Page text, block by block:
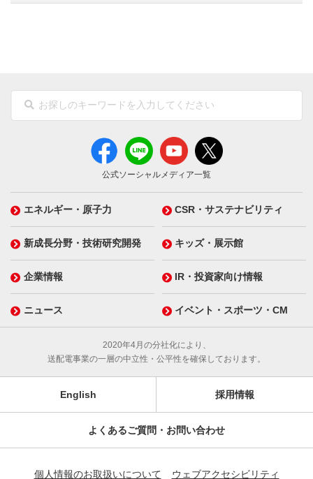
公式ソーシャルメディア一覧
エネルギー・原子力 CSR・サステナビリティ
新成長分野・技術研究開発 キッズ・展示館
企業情報 IR・投資家向け情報
ニュース イベント・スポーツ・CM
2020年4月の分社化により、
送配電事業の一層の中立性・公平性を確保しております。
English 採用情報
よくあるご質問・お問い合わせ
個人情報のお取扱いについて ウェブアクセシビリティ